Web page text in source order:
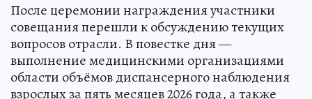
После церемонии награждения участники
совещания перешли к обсуждению текущих
вопросов отрасли. В повестке дня —
выполнение медицинскими организациями
области объёмов диспансерного наблюдения
взрослых за пять месяцев 2026 года, а также